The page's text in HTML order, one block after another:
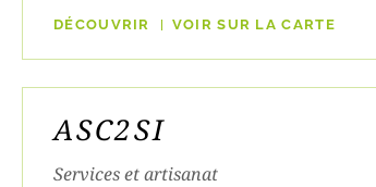
DÉCOUVRIR VOIR SUR LA CARTE
ASC2SI
Services et artisanat